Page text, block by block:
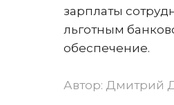
зарплаты
льготным
обеспечение.
Автор: Дмитрий